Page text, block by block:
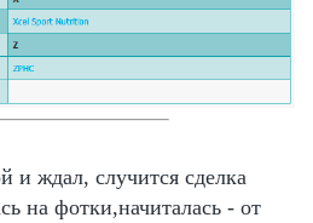
и ждал, случится сделка
на фотки,начиталась - от